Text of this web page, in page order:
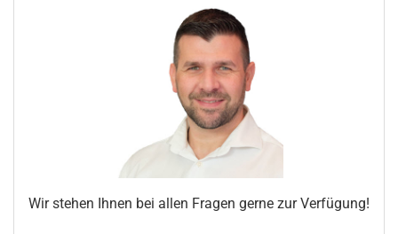
Wir stehen Ihnen bei allen Fragen gerne zur Verfügung!